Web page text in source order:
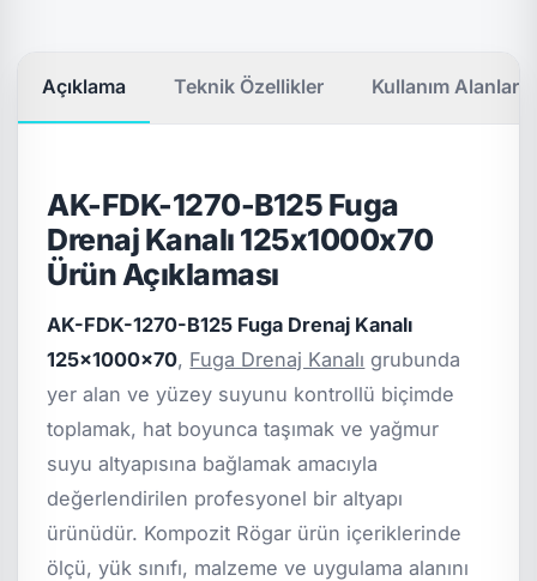
Açıklama Teknik Özellikler Kullanım Alanları
AK-FDK-1270-B125 Fuga
Drenaj Kanalı 125x1000x70
Ürün Açıklaması
AK-FDK-1270-B125 Fuga Drenaj Kanalı
125x1000x70, Fuga Drenaj Kanalı grubunda
yer alan ve yüzey suyunu kontrollü biçimde
toplamak, hat boyunca taşımak ve yağmur
suyu altyapısına bağlamak amacıyla
değerlendirilen profesyonel bir altyapı
ürünüdür. Kompozit Rögar ürün içeriklerinde
ölçü, yük sınıfı, malzeme ve uygulama alanını